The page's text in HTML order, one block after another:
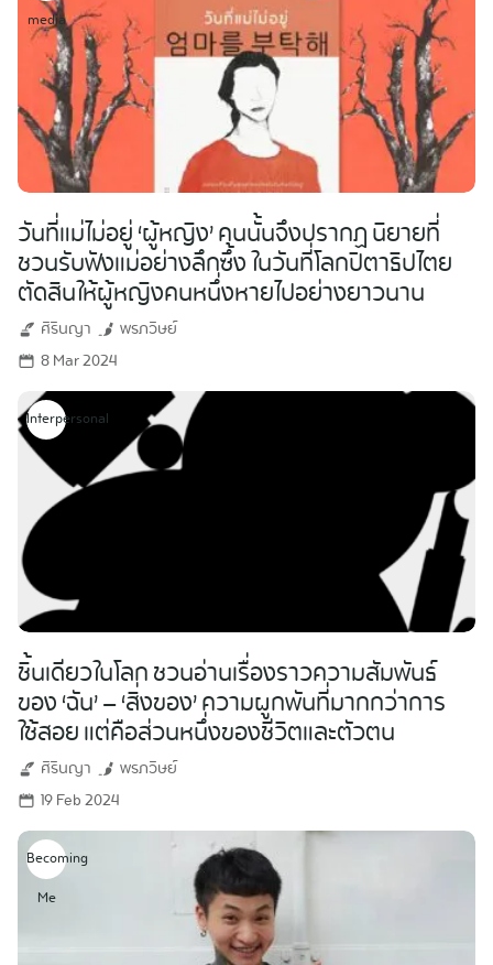
media
วันที่แม่ไม่อยู่ ‘ผู้หญิง’ คนนั้นจึงปรากฏ นิยายที่
ชวนรับฟังแม่อย่างลึกซึ้ง ในวันที่โลกปิตาธิปไตย
ตัดสินให้ผู้หญิงคนหนึ่งหายไปอย่างยาวนาน
ศิรินญา
พรภวิษย์
8 Mar 2024
Interpersonal
ชิ้นเดียวในโลก ชวนอ่านเรื่องราวความสัมพันธ์
ของ ‘ฉัน’ — ‘สิ่งของ’ ความผูกพันที่มากกว่าการ
ใช้สอย แต่คือส่วนหนึ่งของชีวิตและตัวตน
ศิรินญา
พรภวิษย์
19 Feb 2024
Becoming
Me